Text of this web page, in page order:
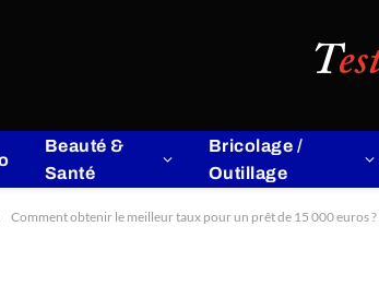
Beauté &
Santé
Bricolage /
Outillage
Comment obtenir le meilleur taux pour un prêt de 15 000 euros ?